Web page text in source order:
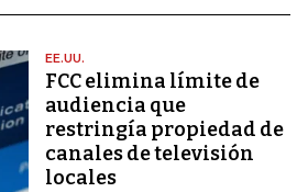
EE.UU.
FCC elimina límite de
audiencia que
restringía propiedad de
canales de televisión
locales